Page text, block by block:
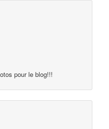
pour le blog!!!